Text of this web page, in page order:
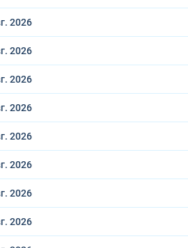
2026
2026
2026
2026
2026
2026
2026
2026